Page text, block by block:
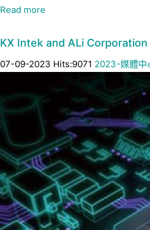
Read more
KX Intek and ALi
07-09-2023 Hits:9071 2023-媒體中